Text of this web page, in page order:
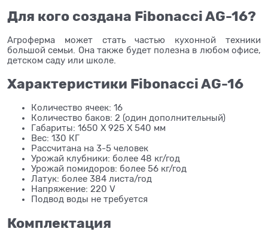
Для кого создана Fibonacci AG-16?
Агроферма может стать частью кухонной техники
большой семьи. Она также будет полезна в любом офисе,
детском саду или школе.
Характеристики Fibonacci AG-16
Количество ячеек: 16
Количество баков: 2 (один дополнительный)
Габариты: 1650 X 925 X 540 мм
Вес: 130 КГ
Рассчитана на 3-5 человек
Урожай клубники: более 48 кг/год
Урожай помидоров: более 56 кг/год
Латук: более 384 листа/год
Напряжение: 220 V
Подвод воды не требуется
Комплектация